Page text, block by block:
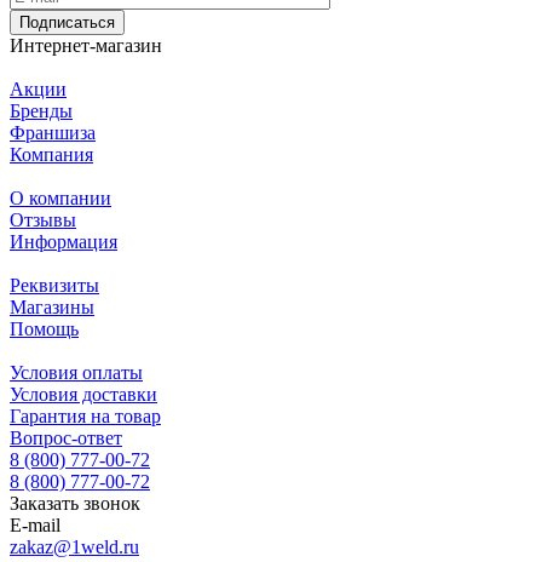
Подписаться
Интернет-магазин
Акции
Бренды
Франшиза
Компания
О компании
Отзывы
Информация
Реквизиты
Магазины
Помощь
Условия оплаты
Условия доставки
Гарантия на товар
Вопрос-ответ
8 (800) 777-00-72
8 (800) 777-00-72
Заказать звонок
E-mail
zakaz@1weld.ru